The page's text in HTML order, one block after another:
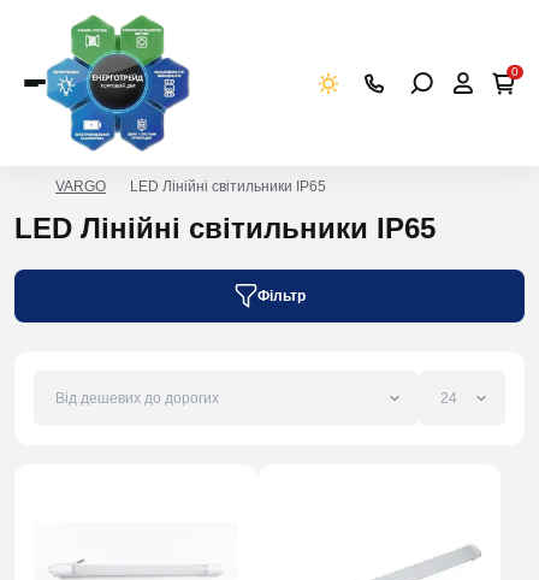
0
VARGO LED Лінійні світильники IP65
LED Лінійні світильники IP65
Фільтр